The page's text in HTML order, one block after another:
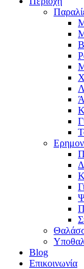
Blog
Επικοινωνία